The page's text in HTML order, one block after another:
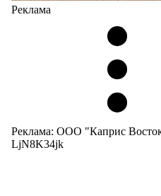
Реклама
Реклама: ООО "Каприс
LjN8K34jk